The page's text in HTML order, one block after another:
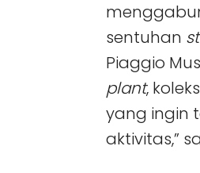
sentuhan
Piaggio
plant,
yang ingin
aktivitas,”